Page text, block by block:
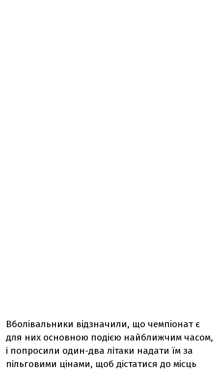
Вболівальники відзначили, що чемпіонат є
для них основною подією найближчим часом,
і попросили один-два літаки надати їм за
пільговими цінами, щоб дістатися до місць